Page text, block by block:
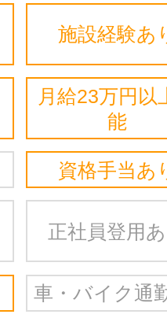
施設経験あ
月給23万円以
能
資格手当あ
正社員登用
車・バイク通